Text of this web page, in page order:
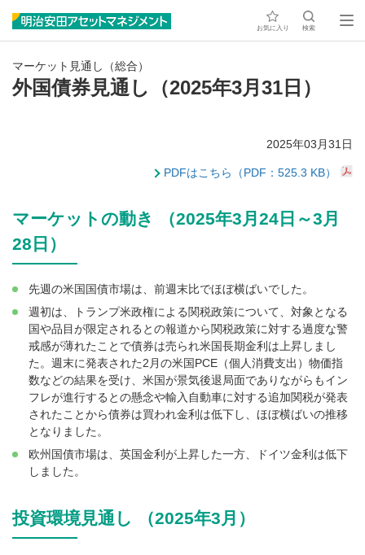
お気に入り 検索
マーケット見通し（総合）
外国債券見通し（2025年3月31日）
2025年03月31日
PDFはこちら（PDF：525.3 KB）
マーケットの動き （2025年3月24日～3月
28日）
先週の米国国債市場は、前週末比でほぼ横ばいでした。
週初は、トランプ米政権による関税政策について、対象となる
国や品目が限定されるとの報道から関税政策に対する過度な警
戒感が薄れたことで債券は売られ米国長期金利は上昇しまし
た。週末に発表された2月の米国PCE（個人消費支出）物価指
数などの結果を受け、米国が景気後退局面でありながらもイン
フレが進行するとの懸念や輸入自動車に対する追加関税が発表
されたことから債券は買われ金利は低下し、ほぼ横ばいの推移
となりました。
欧州国債市場は、英国金利が上昇した一方、ドイツ金利は低下
しました。
投資環境見通し （2025年3月）